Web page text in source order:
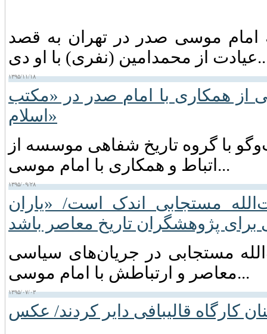
موسی صدر در تهران به قصد
با او دی...
۱۳۹۵/۱۱/۱۸
از همکاری با امام صدر در «مکتب
اسلام»
با گروه تاریخ شفاهی موسسه از
اتباط و همکاری با امام موسی...
۱۳۹۵/۰۹/۲۸
مستجابی اندک است/ «یاران
پژوهشگران تاریخ معاصر باشد
مستجابی در جریان‌های سیاسی
معاصر و ارتباطش با امام موسی...
۱۳۹۵/۰۷/۰۳
کارگاه قالیبافی دایر کردند/ عکس